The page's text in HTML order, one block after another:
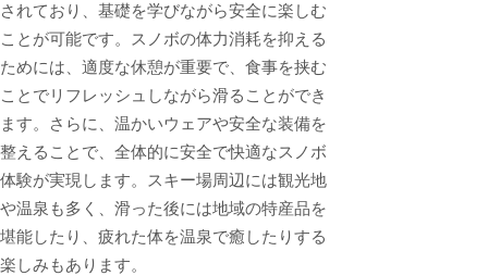
されており、基礎を学びながら安全に楽しむ
ことが可能です。スノボの体力消耗を抑える
ためには、適度な休憩が重要で、食事を挟む
ことでリフレッシュしながら滑ることができ
ます。さらに、温かいウェアや安全な装備を
整えることで、全体的に安全で快適なスノボ
体験が実現します。スキー場周辺には観光地
や温泉も多く、滑った後には地域の特産品を
堪能したり、疲れた体を温泉で癒したりする
楽しみもあります。